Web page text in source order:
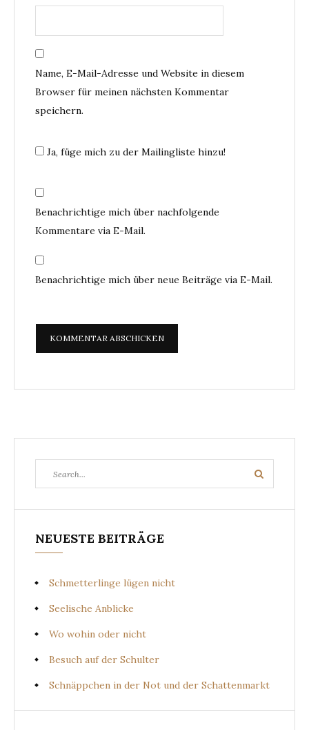
Name, E-Mail-Adresse und Website in diesem
Browser für meinen nächsten Kommentar
speichern.
Ja, füge mich zu der Mailingliste hinzu!
Benachrichtige mich über nachfolgende
Kommentare via E-Mail.
Benachrichtige mich über neue Beiträge via E-Mail.
for:
Search
NEUESTE BEITRÄGE
Schmetterlinge lügen nicht
Seelische Anblicke
Wo wohin oder nicht
Besuch auf der Schulter
Schnäppchen in der Not und der Schattenmarkt